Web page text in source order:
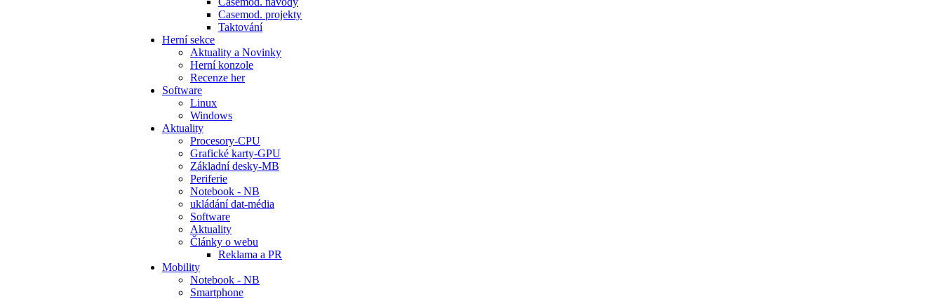
Casemod. projekty
Taktování
Herní sekce
Aktuality a Novinky
Herní konzole
Recenze her
Software
Linux
Windows
Aktuality
Procesory-CPU
Grafické karty-GPU
Základní desky-MB
Periferie
Notebook - NB
ukládání dat-média
Software
Aktuality
Články o webu
Reklama a PR
Mobility
Notebook - NB
Smartphone